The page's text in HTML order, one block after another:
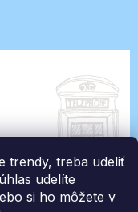
trendy, treba udeliť
udelíte
si ho môžete v